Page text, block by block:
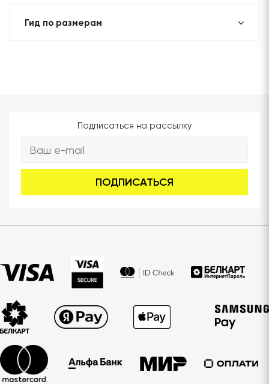
Гид по размерам
Подписаться на рассылку
ПОДПИСАТЬСЯ